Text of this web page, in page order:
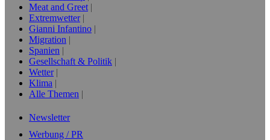
Meat and Greet
Extremwetter
Gianni Infantino
Migration
Spanien
Gesellschaft & Politik
Wetter
Klima
Alle Themen
Newsletter
Werbung / PR